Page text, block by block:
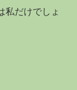
私だけでしょ